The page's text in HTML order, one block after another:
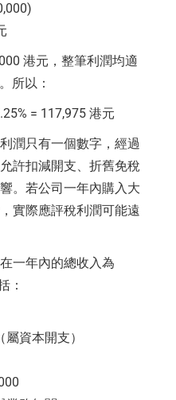
港元，整筆利潤均適
所以：
= 117,975 港元
潤只有一個數字，經過
許扣減開支、折舊免稅
。若公司一年內購入大
實際應評稅利潤可能遠
一年內的總收入為
：
資本開支）